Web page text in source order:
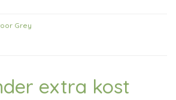
Grey
extra kost